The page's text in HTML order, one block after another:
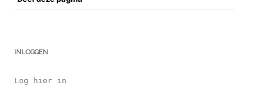
INLOGGEN
Log hier in